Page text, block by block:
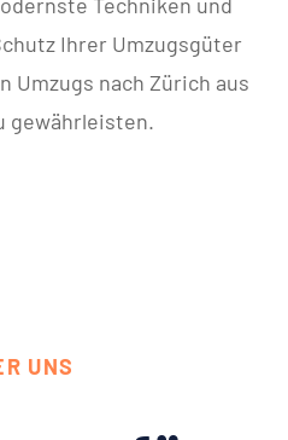
Ihrer Umzugsgüter
Umzugs nach Zürich aus
gewährleisten.
UNS